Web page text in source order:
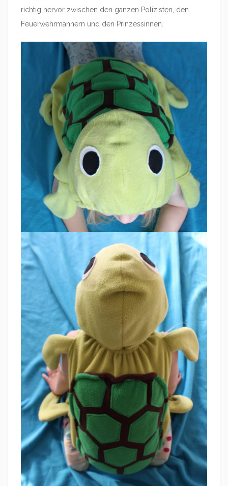
richtig hervor zwischen den ganzen Polizisten, den
Feuerwehrmännern und den Prinzessinnen.